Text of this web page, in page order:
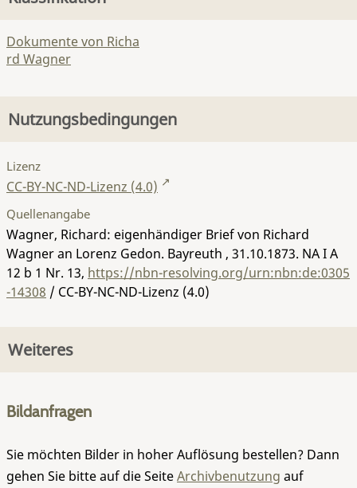
Dokumente von Richa
rd Wagner
Nutzungsbedingungen
Lizenz
CC-BY-NC-ND-Lizenz (4.0)
Quellenangabe
Wagner, Richard: eigenhändiger Brief von Richard
Wagner an Lorenz Gedon. Bayreuth , 31.10.1873. NA I A
12 b 1 Nr. 13, https://nbn-resolving.org/urn:nbn:de:0305
-14308 / CC-BY-NC-ND-Lizenz (4.0)
Weiteres
Bildanfragen
Sie möchten Bilder in hoher Auflösung bestellen? Dann
gehen Sie bitte auf die SeiteArchivbenutzung auf